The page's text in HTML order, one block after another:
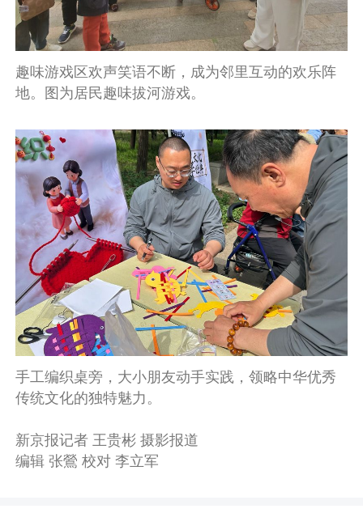
趣味游戏区欢声笑语不断，成为邻里互动的欢乐阵
地。图为居民趣味拔河游戏。
手工编织桌旁，大小朋友动手实践，领略中华优秀
传统文化的独特魅力。
新京报记者 王贵彬 摄影报道
编辑 张鶯 校对 李立军